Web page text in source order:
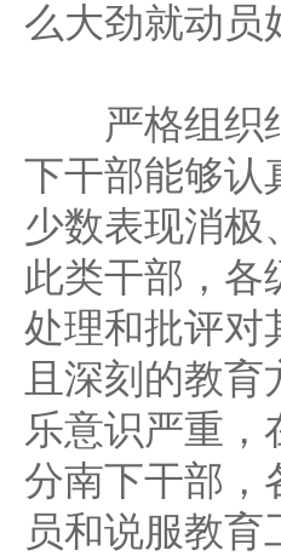
么大劲就动员
严格组织纪
下干部能够
少数表现消极
此类干部，各
处理和批评对
且深刻的教育
乐意识严重，
分南下干部，
员和说服教